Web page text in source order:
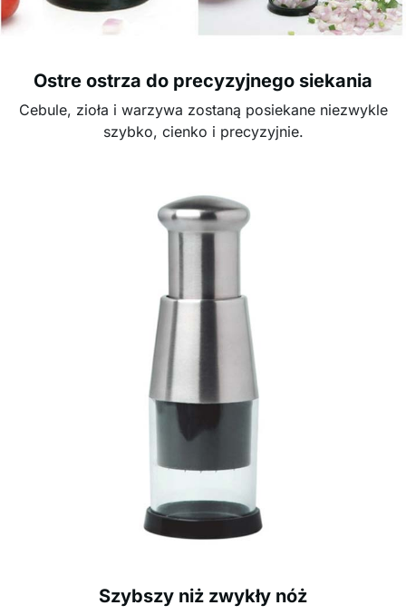
Ostre ostrza do precyzyjnego siekania
Cebule, zioła i warzywa zostaną posiekane niezwykle
szybko, cienko i precyzyjnie.
Szybszy niż zwykły nóż